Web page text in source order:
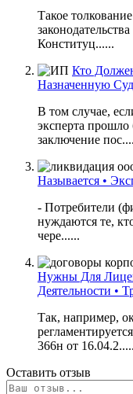
Такое
Конституц......
Кто
Назначенную
В том случае,
эксперта
заключение
Называется •
- Потребители
нуждаются те,
чере......
Нужны Для
Деятельности •
Так, например,
366н от
Оставить отзыв